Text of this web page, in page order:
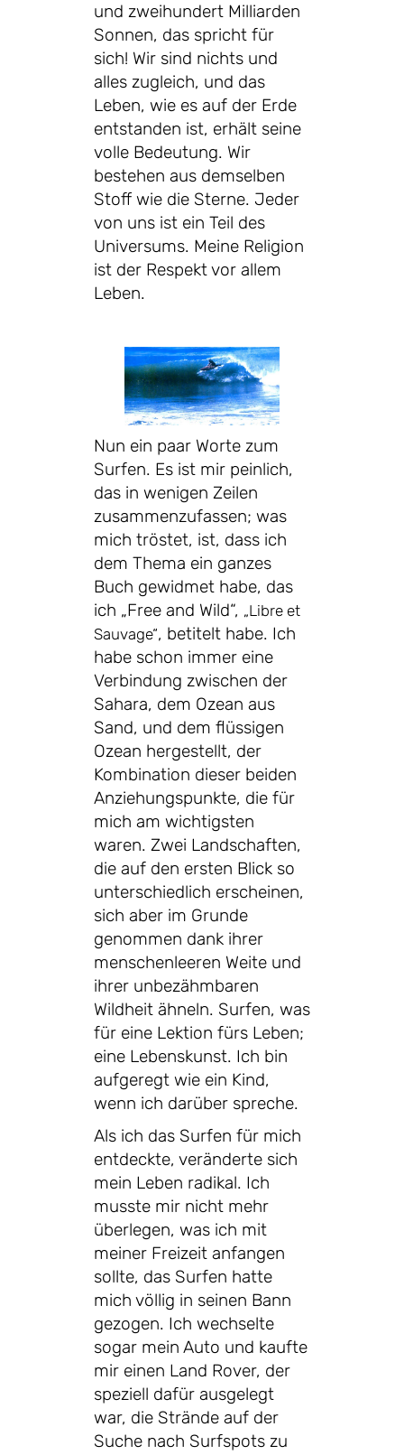
und zweihundert Milliarden
Sonnen, das spricht für
sich! Wir sind nichts und
alles zugleich, und das
Leben, wie es auf der Erde
entstanden ist, erhält seine
volle Bedeutung. Wir
bestehen aus demselben
Stoff wie die Sterne. Jeder
von uns ist ein Teil des
Universums. Meine Religion
ist der Respekt vor allem
Leben.
Nun ein paar Worte zum
Surfen. Es ist mir peinlich,
das in wenigen Zeilen
zusammenzufassen; was
mich tröstet, ist, dass ich
dem Thema ein ganzes
Buch gewidmet habe, das
ich „Free and Wild“, „Libre et
Sauvage“, betitelt habe. Ich
habe schon immer eine
Verbindung zwischen der
Sahara, dem Ozean aus
Sand, und dem flüssigen
Ozean hergestellt, der
Kombination dieser beiden
Anziehungspunkte, die für
mich am wichtigsten
waren. Zwei Landschaften,
die auf den ersten Blick so
unterschiedlich erscheinen,
sich aber im Grunde
genommen dank ihrer
menschenleeren Weite und
ihrer unbezähmbaren
Wildheit ähneln. Surfen, was
für eine Lektion fürs Leben;
eine Lebenskunst. Ich bin
aufgeregt wie ein Kind,
wenn ich darüber spreche.
Als ich das Surfen für mich
entdeckte, veränderte sich
mein Leben radikal. Ich
musste mir nicht mehr
überlegen, was ich mit
meiner Freizeit anfangen
sollte, das Surfen hatte
mich völlig in seinen Bann
gezogen. Ich wechselte
sogar mein Auto und kaufte
mir einen Land Rover, der
speziell dafür ausgelegt
war, die Strände auf der
Suche nach Surfspots zu